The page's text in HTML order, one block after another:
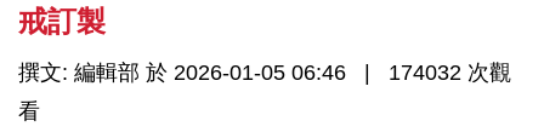
戒訂製
撰文: 編輯部 於 2026-01-05 06:46
174032 次觀
看